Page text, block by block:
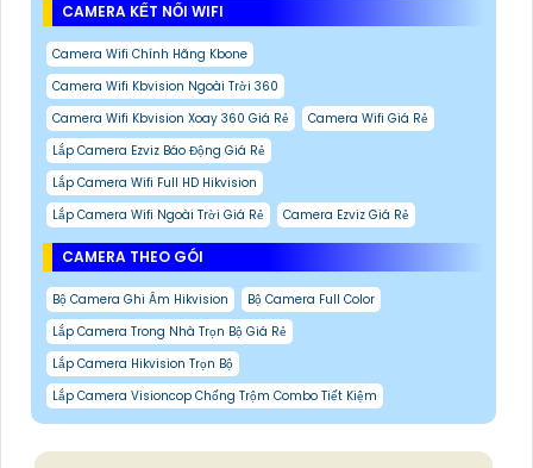
CAMERA KẾT NỐI WIFI
Camera Wifi Chính Hãng Kbone
Camera Wifi Kbvision Ngoài Trời 360
Camera Wifi Kbvision Xoay 360 Giá Rẻ
Camera Wifi Giá Rẻ
Lắp Camera Ezviz Báo Động Giá Rẻ
Lắp Camera Wifi Full HD Hikvision
Lắp Camera Wifi Ngoài Trời Giá Rẻ
Camera Ezviz Giá Rẻ
CAMERA THEO GÓI
Bộ Camera Ghi Âm Hikvision
Bộ Camera Full Color
Lắp Camera Trong Nhà Trọn Bộ Giá Rẻ
Lắp Camera Hikvision Trọn Bộ
Lắp Camera Visioncop Chống Trộm Combo Tiết Kiệm